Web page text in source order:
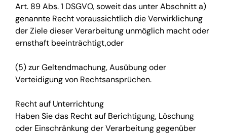
Art. 89 Abs. 1 DSGVO, soweit das unter Abschnitt a)
genannte Recht voraussichtlich die Verwirklichung
der Ziele dieser Verarbeitung unmöglich macht oder
ernsthaft beeinträchtigt,oder
(5) zur Geltendmachung, Ausübung oder
Verteidigung von Rechtsansprüchen.
Recht auf Unterrichtung
Haben Sie das Recht auf Berichtigung, Löschung
oder Einschränkung der Verarbeitung gegenüber